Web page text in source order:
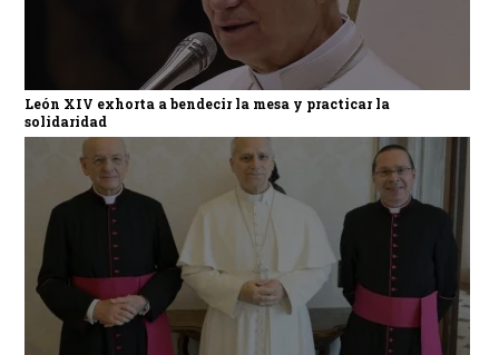
León XIV exhorta a bendecir la mesa y practicar la
solidaridad